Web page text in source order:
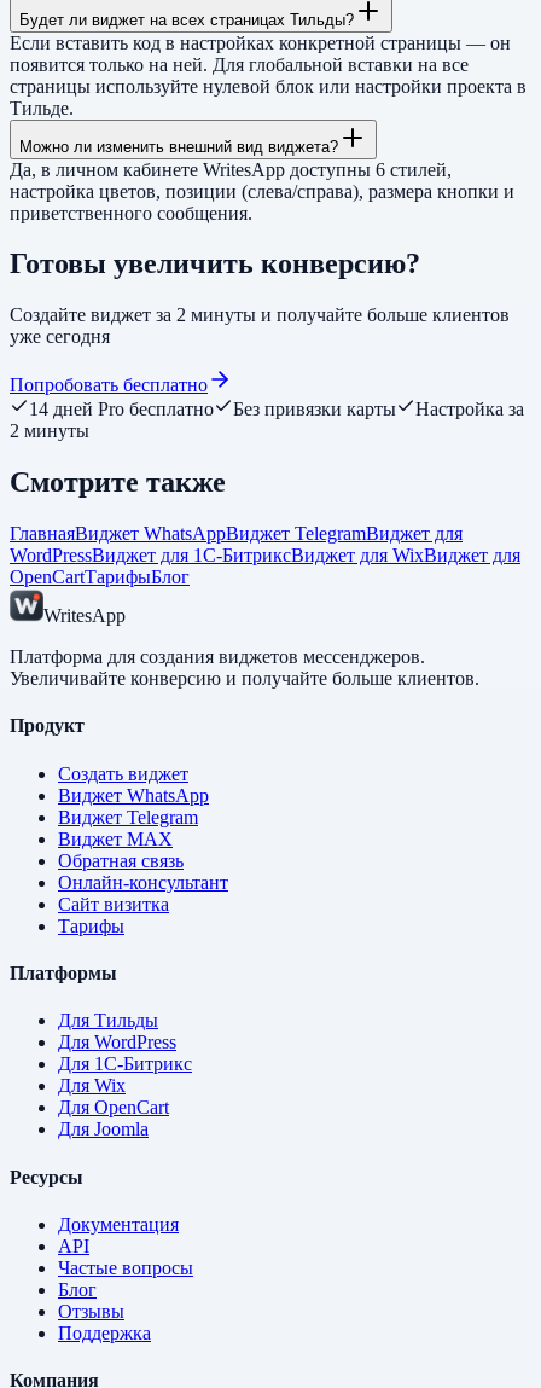
Будет ли виджет на всех страницах Тильды?
Если вставить код в настройках конкретной страницы — он
появится только на ней. Для глобальной вставки на все
страницы используйте нулевой блок или настройки проекта в
Тильде.
Можно ли изменить внешний вид виджета?
Да, в личном кабинете WritesApp доступны 6 стилей,
настройка цветов, позиции (слева/справа), размера кнопки и
приветственного сообщения.
Готовы увеличить конверсию?
Создайте виджет за 2 минуты и получайте больше клиентов
уже сегодня
Попробовать бесплатно
14 дней Pro бесплатно
Без привязки карты
Настройка за
2 минуты
Смотрите также
ГлавнаяВиджет WhatsAppВиджет TelegramВиджет для
WordPressВиджет для 1С-БитриксВиджет для WixВиджет для
OpenCartТарифыБлог
WritesApp
Платформа для создания виджетов мессенджеров.
Увеличивайте конверсию и получайте больше клиентов.
Продукт
Создать виджет
Виджет WhatsApp
Виджет Telegram
Виджет MAX
Обратная связь
Онлайн-консультант
Сайт визитка
Тарифы
Платформы
Для Тильды
Для WordPress
Для 1С-Битрикс
Для Wix
Для OpenCart
Для Joomla
Ресурсы
Документация
API
Частые вопросы
Блог
Отзывы
Поддержка
Компания